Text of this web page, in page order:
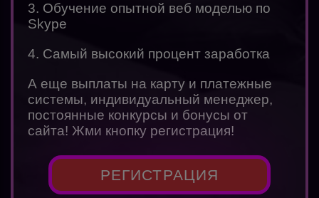
3. Обучение опытной веб моделью по
Skype
4. Самый высокий процент заработка
А еще выплаты на карту и платежные
системы, индивидуальный менеджер,
постоянные конкурсы и бонусы от
сайта! Жми кнопку регистрация!
РЕГИСТРАЦИЯ